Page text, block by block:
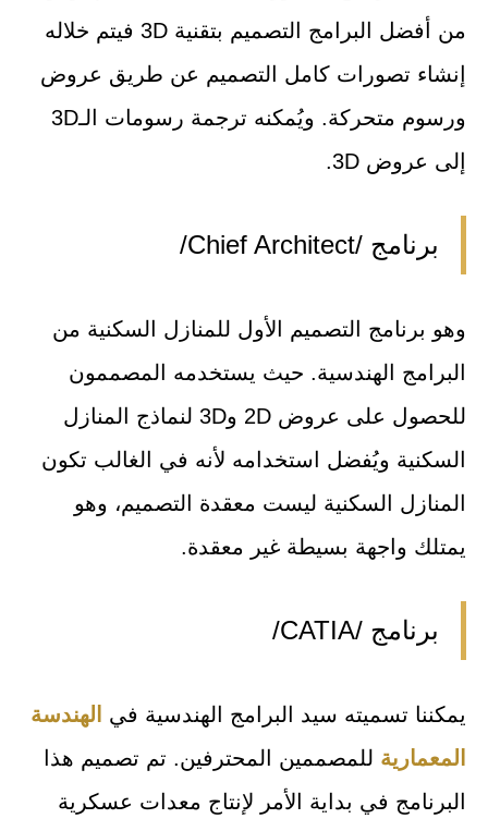
من أفضل البرامج التصميم بتقنية 3D فيتم خلاله
إنشاء تصورات كامل التصميم عن طريق عروض
ورسوم متحركة. ويُمكنه ترجمة رسومات الـ3D
إلى عروض 3D.
برنامج /Chief Architect/
وهو برنامج التصميم الأول للمنازل السكنية من
البرامج الهندسية. حيث يستخدمه المصممون
للحصول على عروض 2D و3D لنماذج المنازل
السكنية ويُفضل استخدامه لأنه في الغالب تكون
المنازل السكنية ليست معقدة التصميم، وهو
يمتلك واجهة بسيطة غير معقدة.
برنامج /CATIA/
يمكننا تسميته سيد البرامج الهندسية في
الهندسة
المعمارية للمصممين المحترفين. تم تصميم هذا
البرنامج في بداية الأمر لإنتاج معدات عسكرية